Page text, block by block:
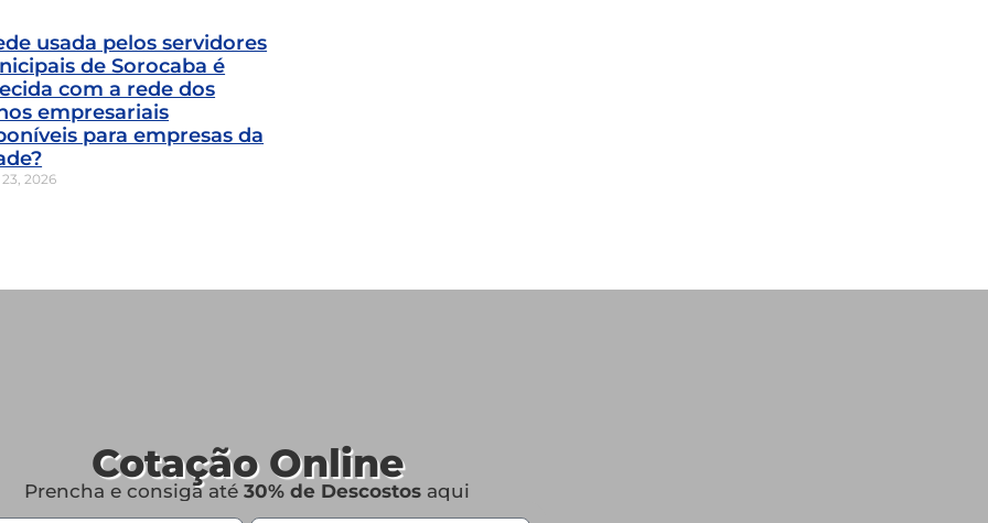
usada pelos servidores
de Sorocaba é
com a rede dos
empresariais
para empresas da
2026
Cotação Online
Prencha e consiga até 30% de Descostos aqui